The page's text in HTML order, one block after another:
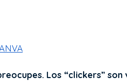
Los “clickers”